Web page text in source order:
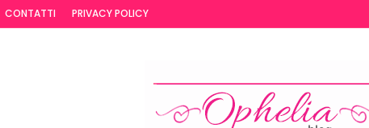
CONTATTI PRIVACY POLICY